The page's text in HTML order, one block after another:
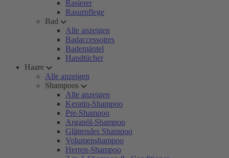
Rasierer
Rasurpflege
Bad
Alle anzeigen
Badaccessoires
Bademäntel
Handtücher
Haare
Alle anzeigen
Shampoos
Alle anzeigen
Keratin-Shampoo
Pre-Shampoo
Arganöl-Shampoo
Glättendes Shampoo
Volumenshampoo
Herren-Shampoo